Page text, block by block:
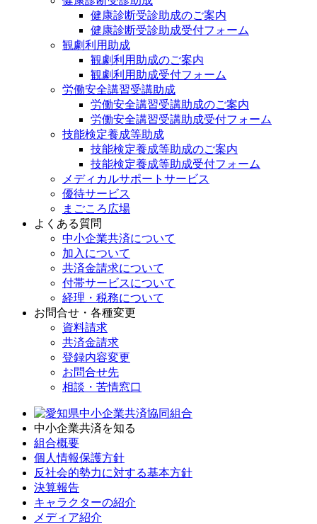
健康診断受診助成のご案内
健康診断受診助成受付フォーム
観劇利用助成
観劇利用助成のご案内
観劇利用助成受付フォーム
労働安全講習受講助成
労働安全講習受講助成のご案内
労働安全講習受講助成受付フォーム
技能検定養成等助成
技能検定養成等助成のご案内
技能検定養成等助成受付フォーム
メディカルサポートサービス
優待サービス
まごころ広場
よくある質問
中小企業共済について
加入について
共済金請求について
付帯サービスについて
経理・税務について
お問合せ・各種変更
資料請求
共済金請求
登録内容変更
お問合せ先
相談・苦情窓口
中小企業共済を知る
組合概要
個人情報保護方針
反社会的勢力に対する基本方針
決算報告
キャラクターの紹介
メディア紹介